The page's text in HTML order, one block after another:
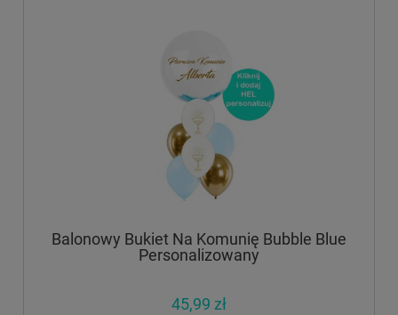
Balonowy Bukiet Na Komunię Bubble Blue
Personalizowany
45,99 zł